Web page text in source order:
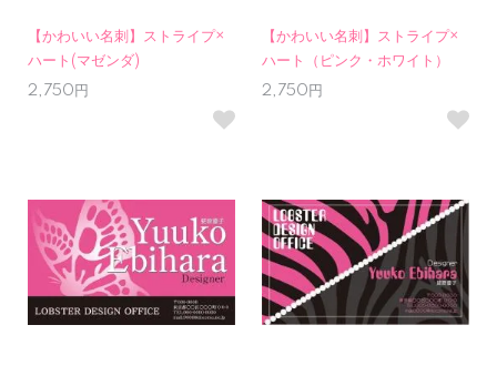
【かわいい名刺】ストライプ×
ハート(マゼンダ)
2,750円
【かわいい名刺】ストライプ×
ハート（ピンク・ホワイト）
2,750円